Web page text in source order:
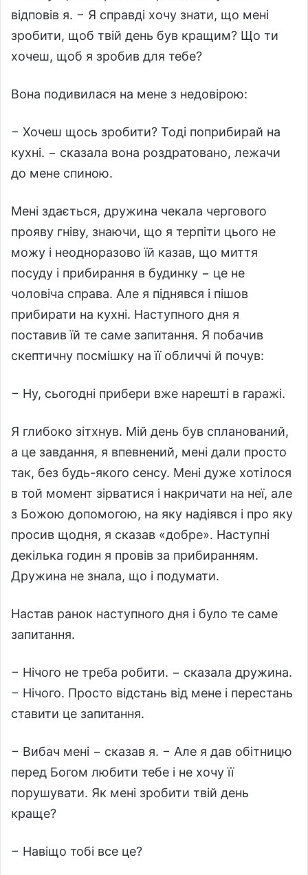
відповів я. − Я справді хочу знати, що мені
зробити, щоб твій день був кращим? Що ти
хочеш, щоб я зробив для тебе?
Вона подивилася на мене з недовірою:
− Хочеш щось зробити? Тоді поприбирай на
кухні. − сказала вона роздратовано, лежачи
до мене спиною.
Мені здається, дружина чекала чергового
прояву гніву, знаючи, що я терпіти цього не
можу і неодноразово їй казав, що миття
посуду і прибирання в будинку − це не
чоловіча справа. Але я піднявся і пішов
прибирати на кухні. Наступного дня я
поставив їй те саме запитання. Я побачив
скептичну посмішку на її обличчі й почув:
− Ну, сьогодні прибери вже нарешті в гаражі.
Я глибоко зітхнув. Мій день був спланований,
а це завдання, я впевнений, мені дали просто
так, без будь-якого сенсу. Мені дуже хотілося
в той момент зірватися і накричати на неї, але
з Божою допомогою, на яку надіявся і про яку
просив щодня, я сказав «добре». Наступні
декілька годин я провів за прибиранням.
Дружина не знала, що і подумати.
Настав ранок наступного дня і було те саме
запитання.
− Нічого не треба робити. − сказала дружина.
− Нічого. Просто відстань від мене і перестань
ставити це запитання.
− Вибач мені − сказав я. − Але я дав обітницю
перед Богом любити тебе і не хочу її
порушувати. Як мені зробити твій день
краще?
− Навіщо тобі все це?